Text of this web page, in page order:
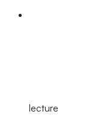
lecture